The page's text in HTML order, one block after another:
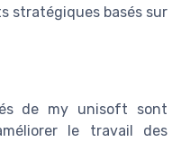
stratégiques basés sur
de my unisoft sont
le travail des